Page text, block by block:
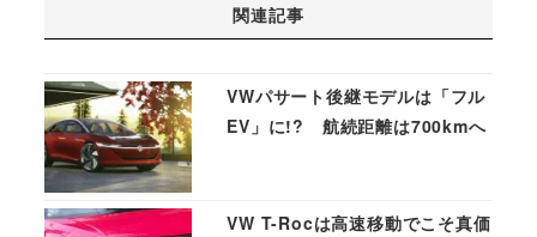
関連記事
VWパサート後継モデルは「フル
EV」に!? 航続距離は700kmへ
VW T-Rocは高速移動でこそ真価